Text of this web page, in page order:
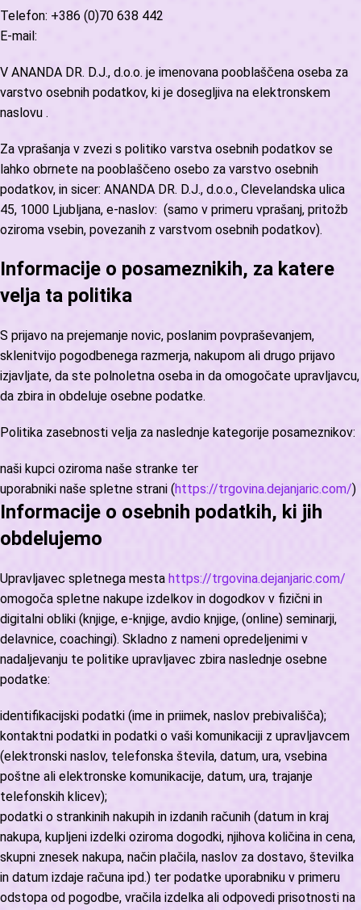
Telefon: +386 (0)70 638 442
E-mail:
V ANANDA DR. D.J., d.o.o. je imenovana pooblaščena oseba za
varstvo osebnih podatkov, ki je dosegljiva na elektronskem
naslovu .
Za vprašanja v zvezi s politiko varstva osebnih podatkov se
lahko obrnete na pooblaščeno osebo za varstvo osebnih
podatkov, in sicer: ANANDA DR. D.J., d.o.o., Clevelandska ulica
45, 1000 Ljubljana, e-naslov: (samo v primeru vprašanj, pritožb
oziroma vsebin, povezanih z varstvom osebnih podatkov).
Informacije o posameznikih, za katere
velja ta politika
S prijavo na prejemanje novic, poslanim povpraševanjem,
sklenitvijo pogodbenega razmerja, nakupom ali drugo prijavo
izjavljate, da ste polnoletna oseba in da omogočate upravljavcu,
da zbira in obdeluje osebne podatke.
Politika zasebnosti velja za naslednje kategorije posameznikov:
naši kupci oziroma naše stranke ter
uporabniki naše spletne strani (https://trgovina.dejanjaric.com/)
Informacije o osebnih podatkih, ki jih
obdelujemo
Upravljavec spletnega mesta https://trgovina.dejanjaric.com/
omogoča spletne nakupe izdelkov in dogodkov v fizični in
digitalni obliki (knjige, e-knjige, avdio knjige, (online) seminarji,
delavnice, coachingi). Skladno z nameni opredeljenimi v
nadaljevanju te politike upravljavec zbira naslednje osebne
podatke:
identifikacijski podatki (ime in priimek, naslov prebivališča);
kontaktni podatki in podatki o vaši komunikaciji z upravljavcem
(elektronski naslov, telefonska števila, datum, ura, vsebina
poštne ali elektronske komunikacije, datum, ura, trajanje
telefonskih klicev);
podatki o strankinih nakupih in izdanih računih (datum in kraj
nakupa, kupljeni izdelki oziroma dogodki, njihova količina in cena,
skupni znesek nakupa, način plačila, naslov za dostavo, številka
in datum izdaje računa ipd.) ter podatke uporabniku v primeru
odstopa od pogodbe, vračila izdelka ali odpovedi prisotnosti na